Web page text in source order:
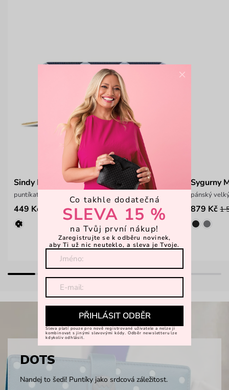
Sindy Blue
puntíkatá peněženka na zip
449 Kč 599 Kč
Sygurny
pánský
879 Kč 1
DOTS
Nandej to šedi! Puntíky jako srdcová záležitost.
×
Co takhle dodatečná
SLEVA 15 %
na Tvůj první nákup!
Zaregistrujte se k odběru novinek,
aby Ti už nic neuteklo, a sleva je Tvoje.
PŘIHLÁSIT ODBĚR
Sleva platí pouze pro nově registrované uživatele a nelze ji
kombinovat s jinými slevovými kódy. Odběr newsletteru lze
kdykoliv odhlásit.